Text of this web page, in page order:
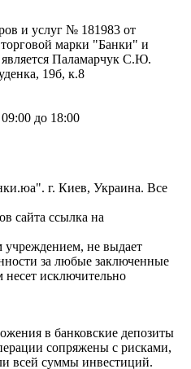
и услуг № 181983 от
марки "Банки" и
Паламарчук С.Ю.
19б, к.8
до 18:00
г. Киев, Украина. Все
сайта ссылка на
учреждением, не выдает
за любые заключенные
исключительно
в банковские депозиты
сопряжены с рисками,
всей суммы инвестиций.